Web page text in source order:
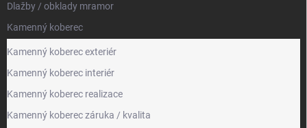
Dlažby / obklady mramor
Kamenný koberec
Kamenný koberec exteriér
Kamenný koberec interiér
Kamenný koberec realizace
Kamenný koberec záruka / kvalita